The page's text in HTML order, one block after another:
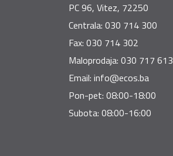
PC 96, Vitez, 72250
Centrala: 030 714 300
Fax: 030 714 302
Maloprodaja: 030 717 613
Email: info@ecos.ba
Pon-pet: 08:00-18:00
Subota: 08:00-16:00